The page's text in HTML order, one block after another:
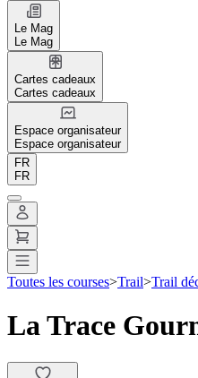
Le Mag
Le Mag
Cartes cadeaux
Cartes cadeaux
Espace organisateur
Espace organisateur
FR
FR
Toutes les courses>Trail>Trail
La Trace